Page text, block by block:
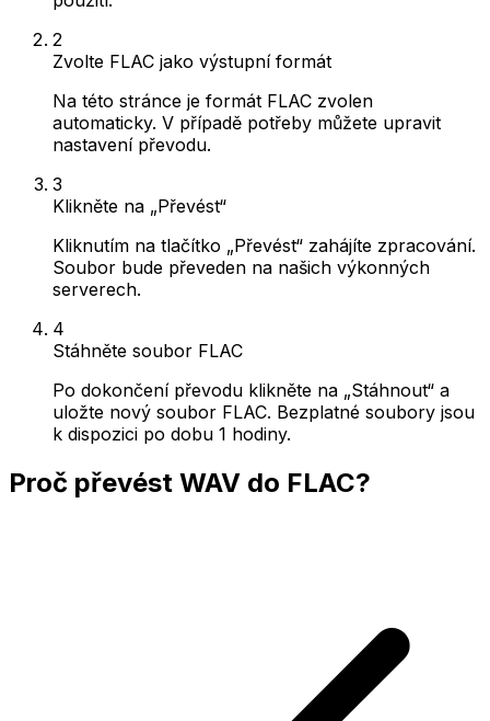
2
Zvolte FLAC jako výstupní formát
Na této stránce je formát FLAC zvolen
automaticky. V případě potřeby můžete upravit
nastavení převodu.
3
Klikněte na „Převést“
Kliknutím na tlačítko „Převést“ zahájíte zpracování.
Soubor bude převeden na našich výkonných
serverech.
4
Stáhněte soubor FLAC
Po dokončení převodu klikněte na „Stáhnout“ a
uložte nový soubor FLAC. Bezplatné soubory jsou
k dispozici po dobu 1 hodiny.
Proč převést WAV do FLAC?